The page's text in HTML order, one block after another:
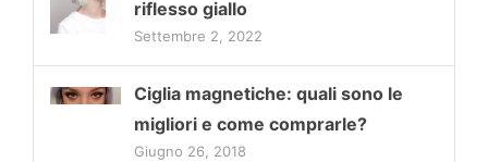
riflesso giallo
Settembre 2, 2022
Ciglia magnetiche: quali sono le
migliori e come comprarle?
Giugno 26, 2018